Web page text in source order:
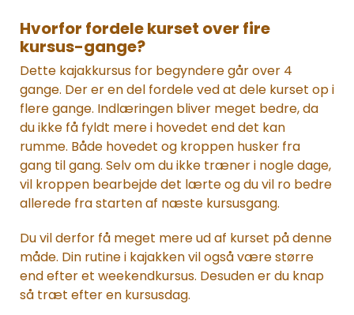
Hvorfor fordele kurset over fire
kursus-gange?
Dette kajakkursus for begyndere går over 4
gange. Der er en del fordele ved at dele kurset op i
flere gange. Indlæringen bliver meget bedre, da
du ikke få fyldt mere i hovedet end det kan
rumme. Både hovedet og kroppen husker fra
gang til gang. Selv om du ikke træner i nogle dage,
vil kroppen bearbejde det lærte og du vil ro bedre
allerede fra starten af næste kursusgang.
Du vil derfor få meget mere ud af kurset på denne
måde. Din rutine i kajakken vil også være større
end efter et weekendkursus. Desuden er du knap
så træt efter en kursusdag.